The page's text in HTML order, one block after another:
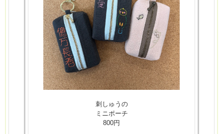
刺しゅうの
ミニポーチ
800円